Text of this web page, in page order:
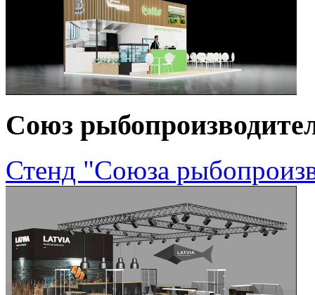
Союз
Стенд "Союза